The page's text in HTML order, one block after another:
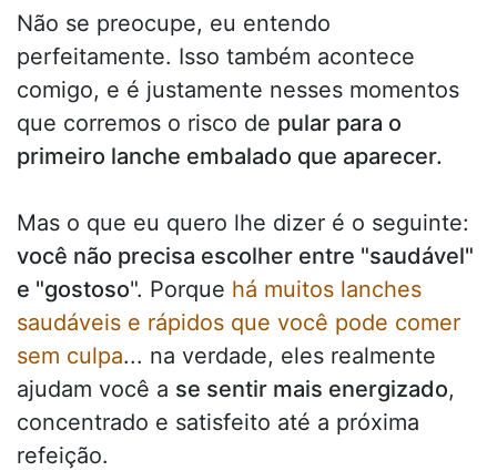
Não se preocupe, eu entendo
perfeitamente. Isso também acontece
comigo, e é justamente nesses momentos
que corremos o risco de pular para o
primeiro lanche embalado que aparecer.
Mas o que eu quero lhe dizer é o seguinte:
você não precisa escolher entre "saudável"
e "gostoso". Porque há muitos lanches
saudáveis e rápidos que você pode comer
sem culpa... na verdade, eles realmente
ajudam você a se sentir mais energizado,
concentrado e satisfeito até a próxima
refeição.